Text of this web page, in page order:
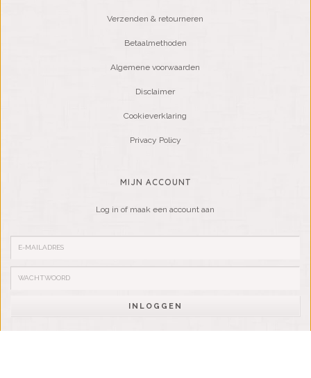
Verzenden & retourneren
Betaalmethoden
Algemene voorwaarden
Disclaimer
Cookieverklaring
Privacy Policy
MIJN ACCOUNT
Log in of maak een account aan
INLOGGEN